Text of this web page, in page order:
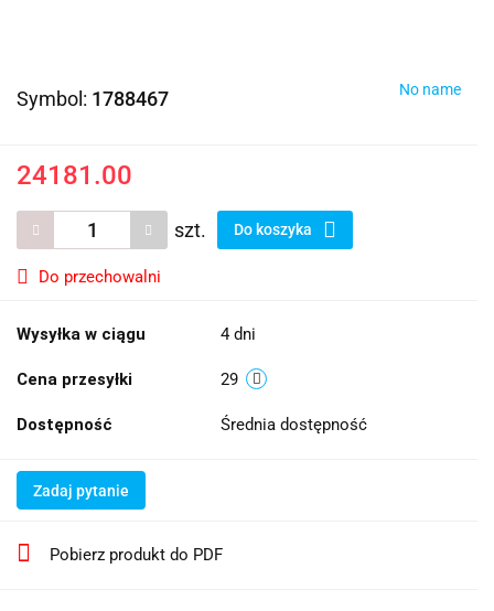
Symbol: 1788467 No name
24181.00
szt. Do koszyka
Do przechowalni
Wysyłka w ciągu 4 dni
Cena przesyłki 29
Dostępność Średnia dostępność
Zadaj pytanie
Pobierz produkt do PDF